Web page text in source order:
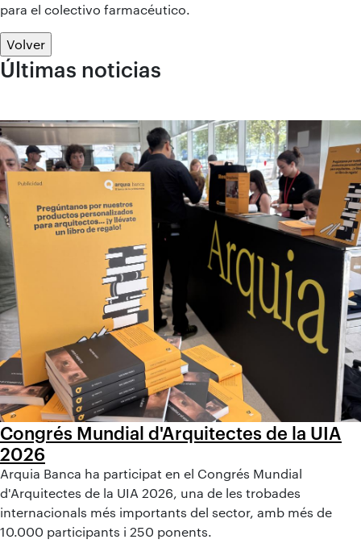
para el colectivo farmacéutico.
Volver
Últimas noticias
Congrés Mundial d'Arquitectes de la UIA
2026
Arquia Banca ha participat en el Congrés Mundial
d'Arquitectes de la UIA 2026, una de les trobades
internacionals més importants del sector, amb més de
10.000 participants i 250 ponents.